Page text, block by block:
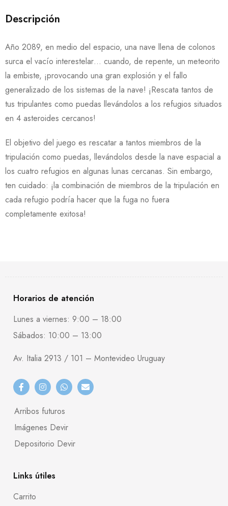
Descripción
Año 2089, en medio del espacio, una nave llena de colonos
surca el vacío interestelar… cuando, de repente, un meteorito
la embiste, ¡provocando una gran explosión y el fallo
generalizado de los sistemas de la nave! ¡Rescata tantos de
tus tripulantes como puedas llevándolos a los refugios situados
en 4 asteroides cercanos!
El objetivo del juego es rescatar a tantos miembros de la
tripulación como puedas, llevándolos desde la nave espacial a
los cuatro refugios en algunas lunas cercanas. Sin embargo,
ten cuidado: ¡la combinación de miembros de la tripulación en
cada refugio podría hacer que la fuga no fuera
completamente exitosa!
Horarios de atención
Lunes a viernes: 9:00 – 18:00
Sábados: 10:00 – 13:00
Av. Italia 2913 / 101 – Montevideo Uruguay
Arribos futuros
Imágenes Devir
Depositorio Devir
Links útiles
Carrito